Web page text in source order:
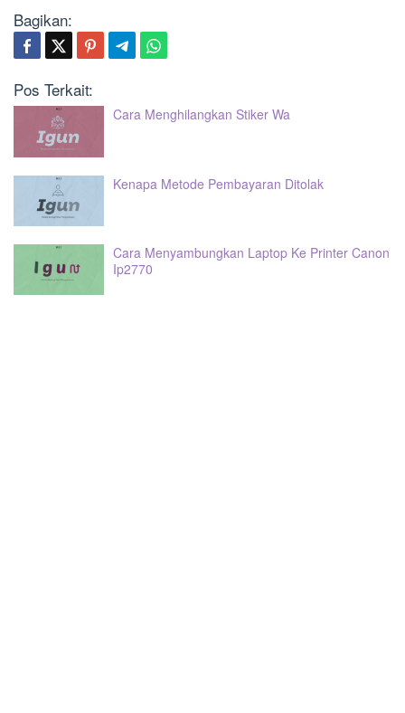
Bagikan:
Pos Terkait:
Cara Menghilangkan Stiker Wa
Kenapa Metode Pembayaran Ditolak
Cara Menyambungkan Laptop Ke Printer Canon
Ip2770